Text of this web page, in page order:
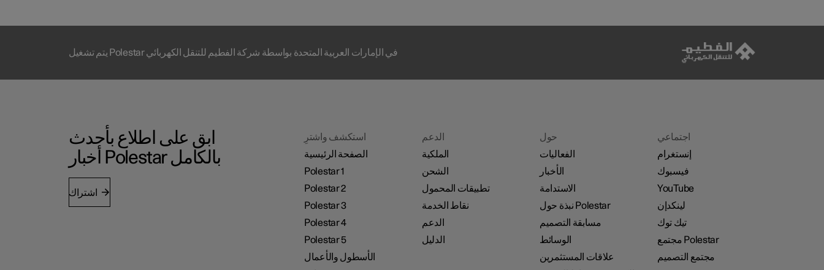
يتم تشغيل Polestar في الإمارات العربية المتحدة بواسطة شركة الفطيم للتنقل الكهربائي
ابق على اطلاع بأحدث
أخبار Polestar بالكامل
اشتراك
استكشف واشترِ
الصفحة الرئيسية
Polestar 1
Polestar 2
Polestar 3
Polestar 4
Polestar 5
الأسطول والأعمال
الدعم
الملكية
الشحن
تطبيقات المحمول
نقاط الخدمة
الدعم
الدليل
حول
الفعاليات
الأخبار
الاستدامة
نبذة حول Polestar
مسابقة التصميم
الوسائط
علاقات المستثمرين
اجتماعي
إنستغرام
فيسبوك
YouTube
لينكدإن
تيك توك
مجتمع Polestar
مجتمع التصميم